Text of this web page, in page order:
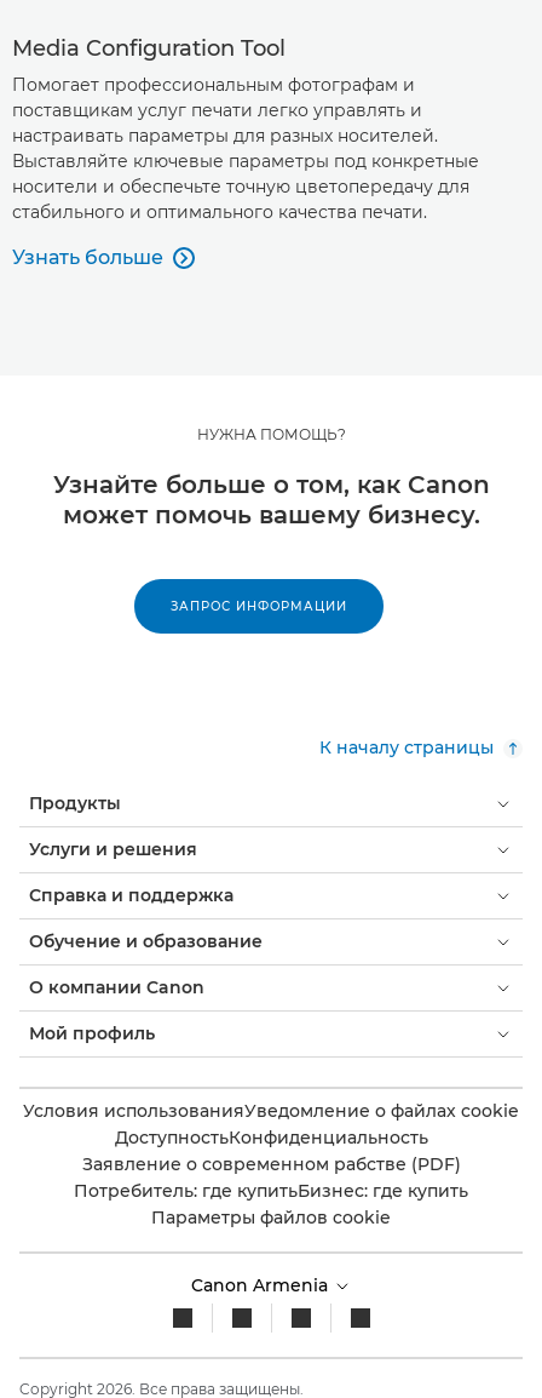
Media Configuration Tool
Помогает профессиональным фотографам и
поставщикам услуг печати легко управлять и
настраивать параметры для разных носителей.
Выставляйте ключевые параметры под конкретные
носители и обеспечьте точную цветопередачу для
стабильного и оптимального качества печати.
Узнать больше 
НУЖНА ПОМОЩЬ?
Узнайте больше о том, как Canon
может помочь вашему бизнесу.
ЗАПРОС ИНФОРМАЦИИ
К началу страницы
Продукты
Услуги и решения
Справка и поддержка
Обучение и образование
О компании Canon
Мой профиль
Условия использованияУведомление о файлах cookie
ДоступностьКонфиденциальность
Заявление о современном рабстве (PDF)
Потребитель: где купитьБизнес: где купить
Параметры файлов cookie
Canon Armenia
Copyright 2026. Все права защищены.